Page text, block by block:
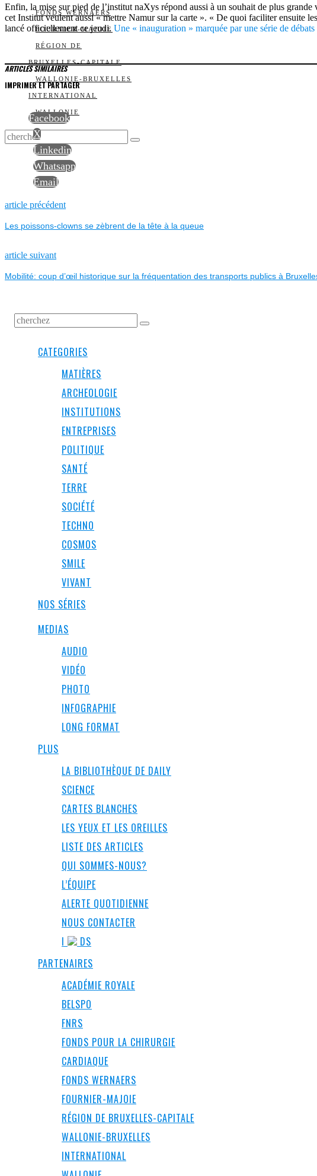
FONDS WERNAERS
FOURNIER-MAJOIE
RÉGION DE
BRUXELLES-CAPITALE
WALLONIE-BRUXELLES
INTERNATIONAL
WALLONIE
Enfin, la mise sur pied de l’institut naXys répond aussi à un souhait de plus
cet Institut veulent aussi « mettre Namur sur la carte ». « De quoi faciliter ensuite
lancé officiellement ce jeudi. Une « inauguration » marquée par une série de
ARTICLES SIMILAIRES
IMPRIMER ET PARTAGER
Facebook
X
Linkedin
Whatsapp
Email
NAVIGATION
DE
L’ARTICLE
article précédentPrevious
Les poissons-clowns se zèbrent de la tête à la queue
article suivantNext
Mobilité: coup d’œil historique sur la fréquentation des transports publics à
CATEGORIES
MATIÈRES
ARCHEOLOGIE
INSTITUTIONS
ENTREPRISES
POLITIQUE
SANTÉ
TERRE
SOCIÉTÉ
TECHNO
COSMOS
SMILE
VIVANT
NOS SÉRIES
MEDIAS
AUDIO
VIDÉO
PHOTO
INFOGRAPHIE
LONG FORMAT
PLUS
LA BIBLIOTHÈQUE DE DAILY
SCIENCE
CARTES BLANCHES
LES YEUX ET LES OREILLES
LISTE DES ARTICLES
QUI SOMMES-NOUS?
L’ÉQUIPE
ALERTE QUOTIDIENNE
NOUS CONTACTER
I
DS
PARTENAIRES
ACADÉMIE ROYALE
BELSPO
FNRS
FONDS POUR LA CHIRURGIE
CARDIAQUE
FONDS WERNAERS
FOURNIER-MAJOIE
RÉGION DE BRUXELLES-CAPITALE
WALLONIE-BRUXELLES
INTERNATIONAL